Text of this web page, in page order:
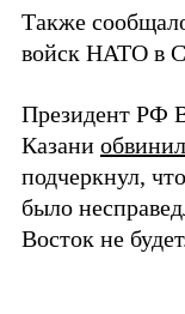
Также
войск НАТО в
Президент РФ
Казани обвинил
подчеркнул,
было
Восток не